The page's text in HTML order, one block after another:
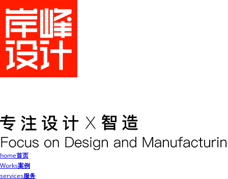
home首页
Works案例
services服务